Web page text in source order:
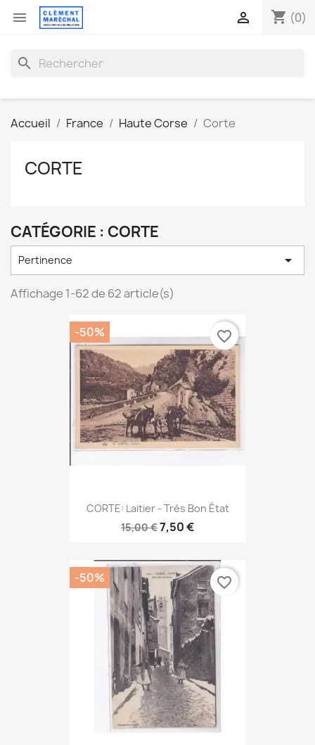
 shopping_cart (0)

search
Accueil France Haute Corse Corte
CORTE
CATÉGORIE : CORTE
Pertinence 
Affichage 1-62 de 62 article(s)
CORTE: Laitier - Très Bon État
15,00 €7,50 €
-50% favorite_border
-50% favorite_border